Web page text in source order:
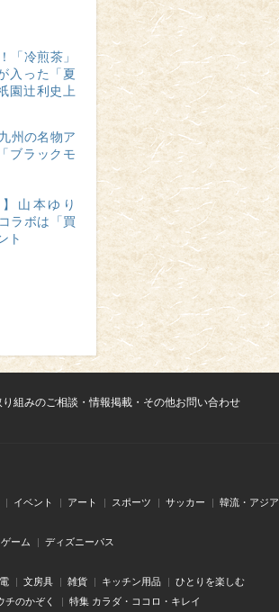
「冷煎茶」
入った「夏
園辻利史上
州の名物ア
ブラックモ
山本ゆり
ラボは「買
ト
組みのご相談・情報掲載・その他お問い合わせ
イベント アート スポーツ サッカー 韓流・アジア
ーム ディズニーパス
文房具 雑貨 キッチン用品 ひとりを楽しむ
チのかぞく 特集 カラダ・ココロ・キレイ